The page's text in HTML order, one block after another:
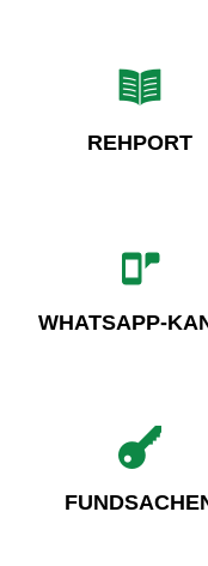
REHPORT
WHATSAPP-